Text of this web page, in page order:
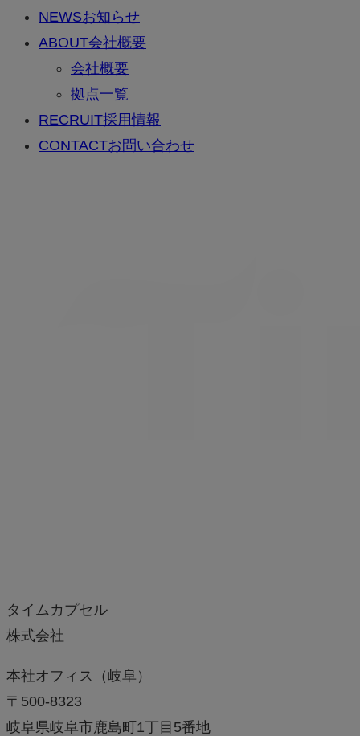
NEWSお知らせ
ABOUT会社概要
会社概要
拠点一覧
RECRUIT採用情報
CONTACTお問い合わせ
タイムカプセル
株式会社
本社オフィス（岐阜）
〒500-8323
岐阜県岐阜市鹿島町1丁目5番地